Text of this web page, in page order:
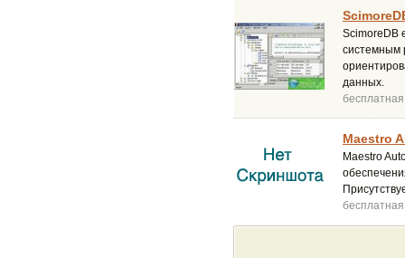
ScimoreDB
системным
данных.
бесплатная
Maestro
Maestro
бесплатная